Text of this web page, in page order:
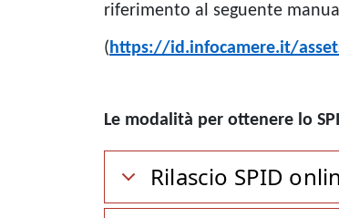
riferimento al seguente
(https://id.infocamere.it/
Le modalità per ottenere lo
Rilascio SPID